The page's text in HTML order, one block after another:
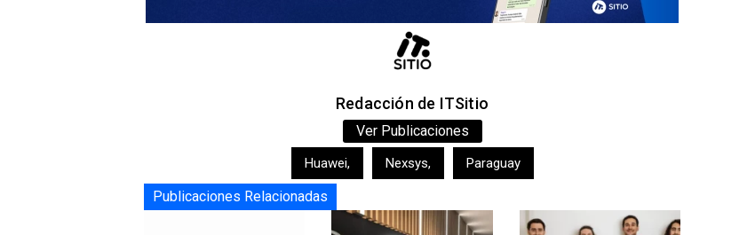
Redacción de ITSitio
Ver Publicaciones
Huawei, Nexsys, Paraguay
Publicaciones Relacionadas